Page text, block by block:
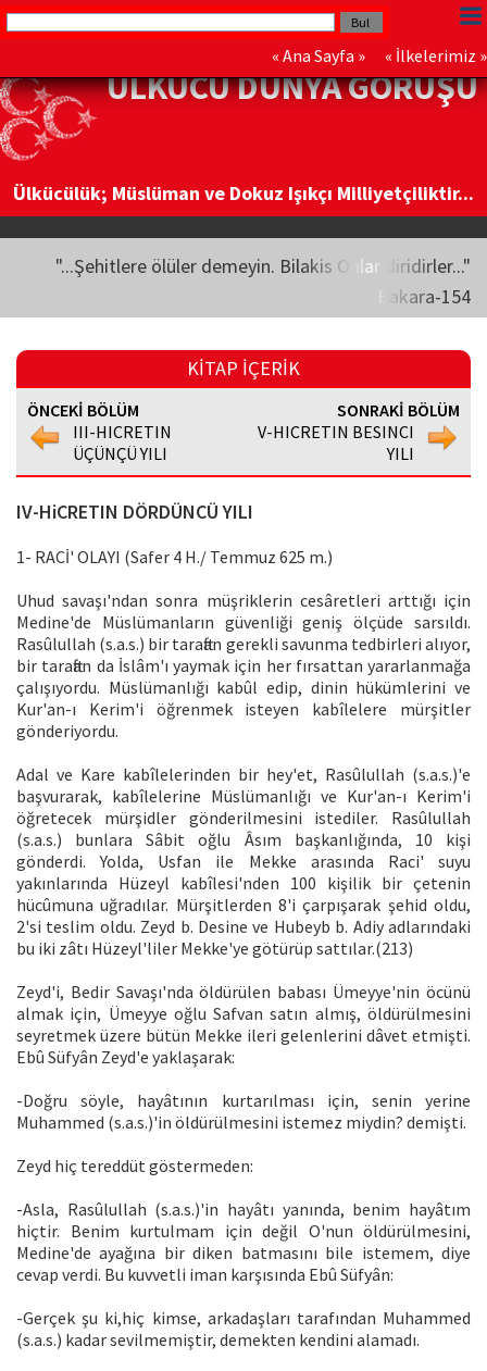
« Ana Sayfa » « İlkelerimiz »
ÜLKÜCÜ DÜNYA GÖRÜŞÜ
Ülkücülük; Müslüman ve Dokuz Işıkçı Milliyetçiliktir...
"...Şehitlere ölüler demeyin. Bilakis Onlar diridirler..."
Bakara-154
KİTAP İÇERİK
ÖNCEKİ BÖLÜM
III-HICRETIN
ÜÇÜNÇÜ YILI
SONRAKİ BÖLÜM
V-HICRETIN BESINCI
YILI
IV-HiCRETIN DÖRDÜNCÜ YILI
1- RACİ' OLAYI (Safer 4 H./ Temmuz 625 m.)
Uhud savaşı'ndan sonra müşriklerin cesâretleri arttığı için
Medine'de Müslümanların güvenliği geniş ölçüde sarsıldı.
Rasûlullah (s.a.s.) bir taraftan gerekli savunma tedbirleri alıyor,
bir taraftan da İslâm'ı yaymak için her fırsattan yararlanmağa
çalışıyordu. Müslümanlığı kabûl edip, dinin hükümlerini ve
Kur'an-ı Kerim'i öğrenmek isteyen kabîlelere mürşitler
gönderiyordu.
Adal ve Kare kabîlelerinden bir hey'et, Rasûlullah (s.a.s.)'e
başvurarak, kabîlelerine Müslümanlığı ve Kur'an-ı Kerim'i
öğretecek mürşidler gönderilmesini istediler. Rasûlullah
(s.a.s.) bunlara Sâbit oğlu Âsım başkanlığında, 10 kişi
gönderdi. Yolda, Usfan ile Mekke arasında Raci' suyu
yakınlarında Hüzeyl kabîlesi'nden 100 kişilik bir çetenin
hücûmuna uğradılar. Mürşitlerden 8'i çarpışarak şehid oldu,
2'si teslim oldu. Zeyd b. Desine ve Hubeyb b. Adiy adlarındaki
bu iki zâtı Hüzeyl'liler Mekke'ye götürüp sattılar.(213)
Zeyd'i, Bedir Savaşı'nda öldürülen babası Ümeyye'nin öcünü
almak için, Ümeyye oğlu Safvan satın almış, öldürülmesini
seyretmek üzere bütün Mekke ileri gelenlerini dâvet etmişti.
Ebû Süfyân Zeyd'e yaklaşarak:
-Doğru söyle, hayâtının kurtarılması için, senin yerine
Muhammed (s.a.s.)'in öldürülmesini istemez miydin? demişti.
Zeyd hiç tereddüt göstermeden:
-Asla, Rasûlullah (s.a.s.)'in hayâtı yanında, benim hayâtım
hiçtir. Benim kurtulmam için değil O'nun öldürülmesini,
Medine'de ayağına bir diken batmasını bile istemem, diye
cevap verdi. Bu kuvvetli iman karşısında Ebû Süfyân:
-Gerçek şu ki,hiç kimse, arkadaşları tarafından Muhammed
(s.a.s.) kadar sevilmemiştir, demekten kendini alamadı.